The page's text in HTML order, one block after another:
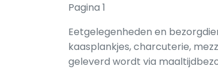
Pagina 1
Eetgelegenheden en
kaasplankjes, charcuterie,
geleverd wordt via